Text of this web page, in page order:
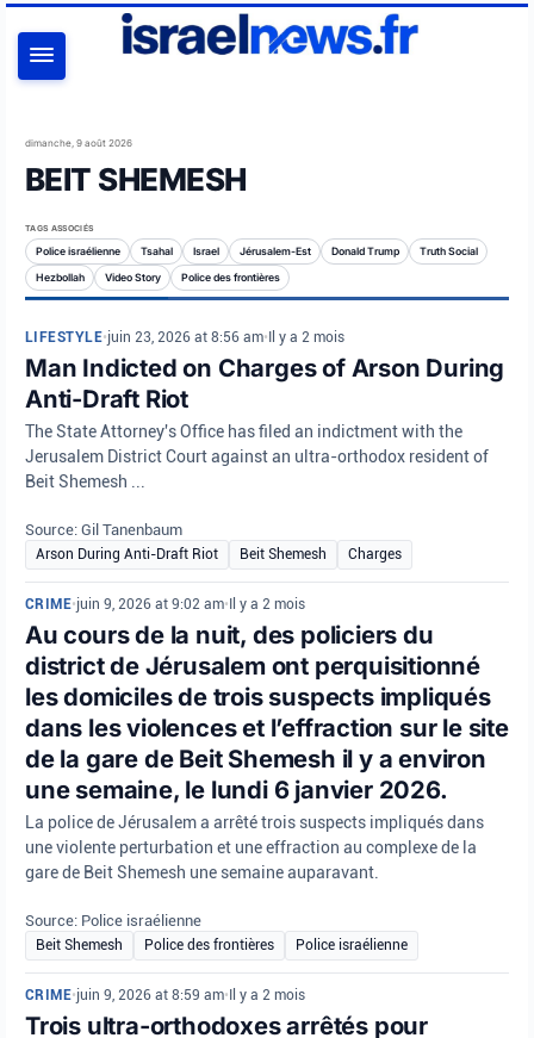
dimanche, 9 août 2026
BEIT SHEMESH
TAGS ASSOCIÉS
Police israélienne Tsahal Israel Jérusalem-Est Donald Trump Truth Social
Hezbollah Video Story Police des frontières
LIFESTYLE•juin 23, 2026 at 8:56 am• Il y a 2 mois
Man Indicted on Charges of Arson During
Anti-Draft Riot
The State Attorney's Office has filed an indictment with the
Jerusalem District Court against an ultra-orthodox resident of
Beit Shemesh ...
Source: Gil Tanenbaum
Arson During Anti-Draft Riot Beit Shemesh Charges
CRIME•juin 9, 2026 at 9:02 am• Il y a 2 mois
Au cours de la nuit, des policiers du
district de Jérusalem ont perquisitionné
les domiciles de trois suspects impliqués
dans les violences et l’effraction sur le site
de la gare de Beit Shemesh il y a environ
une semaine, le lundi 6 janvier 2026.
La police de Jérusalem a arrêté trois suspects impliqués dans
une violente perturbation et une effraction au complexe de la
gare de Beit Shemesh une semaine auparavant.
Source: Police israélienne
Beit Shemesh Police des frontières Police israélienne
CRIME•juin 9, 2026 at 8:59 am• Il y a 2 mois
Trois ultra-orthodoxes arrêtés pour